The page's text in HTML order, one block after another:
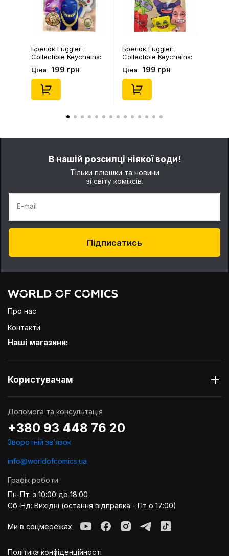
Брелок Fuggler:
Collectible Keychains:
Gold Edition: Series 3
(Blind Box: 1 з 24),
(11550)
Ціна 199 грн
Брелок Fuggler:
Collectible Keychains:
Series 2 (Blind Box: 1 з
46), (15475)
Ціна 199 грн
В нашій розсилці ніякої води!
Тільки плюшки та новини
зі світу коміксів.
E-mail
Підписатись
Про нас
Контакти
Наші магазини:
Користувачам
Допомога та консультація
+380 93 448 76 20
Зворотній звʼязок
info@worldofcomics.ua
Графік роботи
Пн-Пт: з 10:00 до 18:00
Сб-Нд: Вихідні (остання відправка - Пт о 17:00)
Ми в соцмережах
Політика конфіденційності